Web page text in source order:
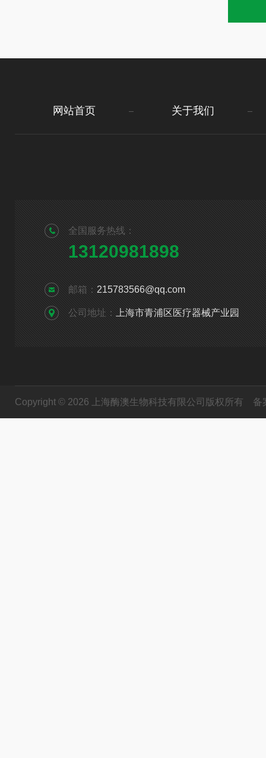
网站首页 关于我们
全国服务热线：
13120981898
邮箱： 215783566@qq.com
公司地址： 上海市青浦区医疗器械产业园
Copyright © 2026 上海酶澳生物科技有限公司版权所有 备